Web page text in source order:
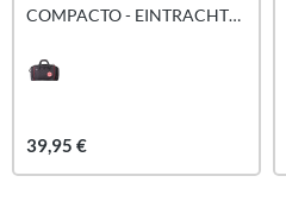
COMPACTO - EINTRACHT
39,95 €